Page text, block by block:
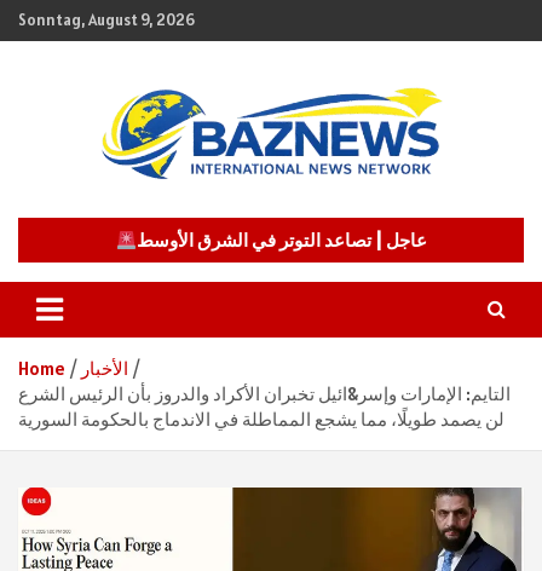
Skip
to
Sonntag, August 9, 2026
BAZNEWS
عاجل | تصاعد التوتر في الشرق الأوسط
Home
الأخبار
التايم: الإمارات وإسر&ائيل تخبران الأكراد والدروز بأن الرئيس الشرع
لن يصمد طويلًا، مما يشجع المماطلة في الاندماج بالحكومة السورية